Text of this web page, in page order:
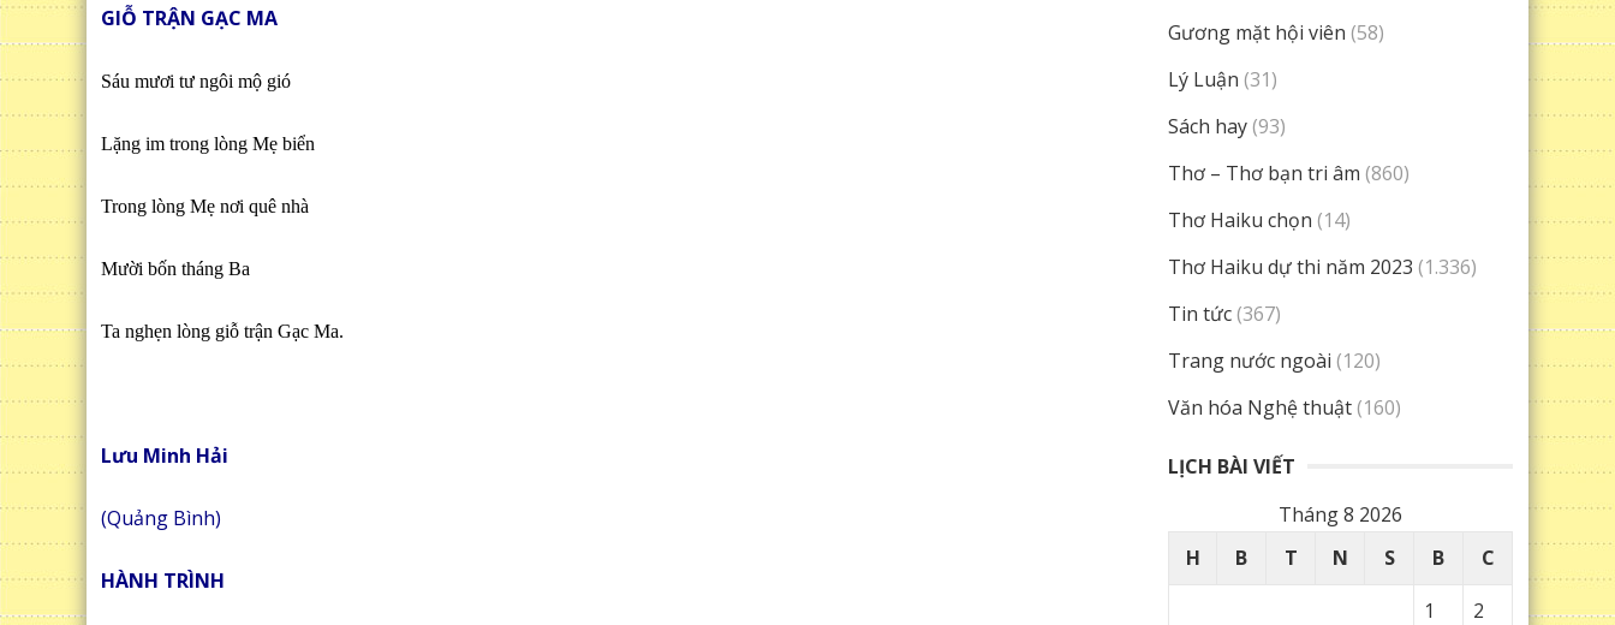
GIỖ TRẬN GẠC MA
Sáu mươi tư ngôi mộ gió
Lặng im trong lòng Mẹ biển
Trong lòng Mẹ nơi quê nhà
Mười bốn tháng Ba
Ta nghẹn lòng giỗ trận Gạc Ma.
Lưu Minh Hải
(Quảng Bình)
HÀNH TRÌNH
Gương mặt hội viên (58)
Lý Luận (31)
Sách hay(93)
Thơ – Thơ bạn tri âm (860)
Thơ Haiku chọn (14)
Thơ Haiku dự thi năm 2023 (1.336)
Tin tức(367)
Trang nước ngoài (120)
Văn hóa Nghệ thuật(160)
LỊCH BÀI VIẾT
Tháng 8 2026
H
B T N S B
C
1
2